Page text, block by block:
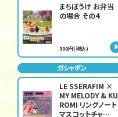
まちぼうけ お弁当
の場合 その4
300円(税込)
ガシャポン
LE SSERAFIM ×
MY MELODY & KU
ROMI リングノート
マスコットチャ…